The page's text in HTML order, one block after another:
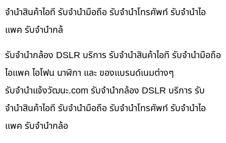
จำนำสินค้าไอที รับจำนำมือถือ รับจำนำโทรศัพท์ รับจำนำไอ
แพค รับจำนำกล้
รับจำนำกล้อง DSLR บริการ รับจำนำสินค้าไอที รับจำนำมือถือ
ไอแพค ไอโฟน นาฬิกา และ ของแบรนด์เนมต่างๆ
รับจํานําแจ้งวัฒนะ.com รับจำนำกล้อง DSLR บริการ รับ
จำนำสินค้าไอที รับจำนำมือถือ รับจำนำโทรศัพท์ รับจำนำไอ
แพค รับจำนำกล้อ